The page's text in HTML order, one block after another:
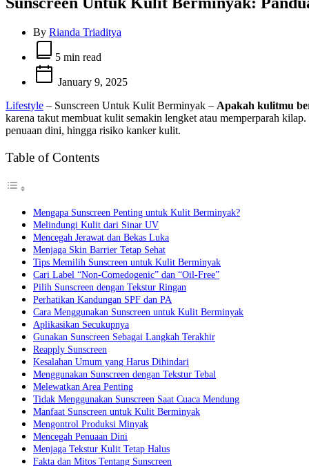
By Rianda Triaditya
Estimated
read
time
5 min read
January 9, 2025
Lifestyle – Sunscreen Untuk Kulit Berminyak – Apakah kulitmu
karena takut membuat kulit semakin lengket atau memperparah
penuaan dini, hingga risiko kanker kulit.
Table of Contents
Mengapa Sunscreen Penting untuk Kulit Berminyak?
Melindungi Kulit dari Sinar UV
Mencegah Jerawat dan Bekas Luka
Menjaga Skin Barrier Tetap Sehat
Tips Memilih Sunscreen untuk Kulit Berminyak
Cari Label “Non-Comedogenic” dan “Oil-Free”
Pilih Sunscreen dengan Tekstur Ringan
Perhatikan Kandungan SPF dan PA
Cara Menggunakan Sunscreen untuk Kulit Berminyak
Aplikasikan Secukupnya
Gunakan Sunscreen Sebagai Langkah Terakhir
Reapply Sunscreen
Kesalahan Umum yang Harus Dihindari
Menggunakan Sunscreen dengan Tekstur Tebal
Melewatkan Area Penting
Tidak Menggunakan Sunscreen Saat Cuaca Mendung
Manfaat Sunscreen untuk Kulit Berminyak
Mengontrol Produksi Minyak
Mencegah Penuaan Dini
Menjaga Tekstur Kulit Tetap Halus
Fakta dan Mitos Tentang Sunscreen